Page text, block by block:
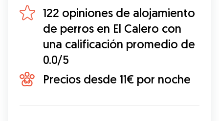
122 opiniones de alojamiento
de perros en El Calero con
una calificación promedio de
0.0/5
Precios desde 11€ por noche